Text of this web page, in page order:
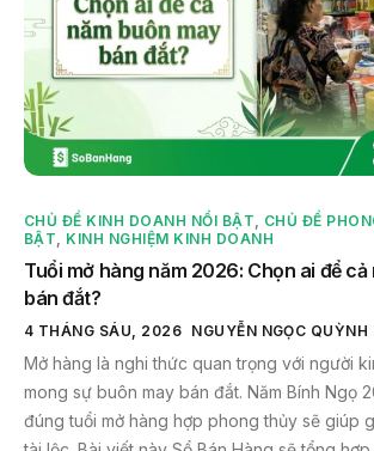
CHỦ ĐỀ KINH DOANH NỔI BẬT
CHỦ ĐỀ
BẬT
KINH NGHIỆM KINH DOANH
Tuổi mở hàng năm 2026: Chọn ai để
bán đắt?
4 THÁNG SÁU, 2026 NGUYỄN NGỌC QUỲNH
Mở hàng là nghi thức quan trọng với người
mong sự buôn may bán đắt. Năm Bính Ngọ
đúng tuổi mở hàng hợp phong thủy sẽ giúp